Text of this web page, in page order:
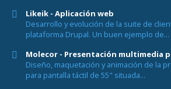
Likeik - Aplicación web
Desarrollo y evolución de la suite de
plataforma Drupal. Un buen ejemplo de...
Molecor - Presentación multimedia
Diseño, maquetación y animación de la
para pantalla táctil de 55" situada...